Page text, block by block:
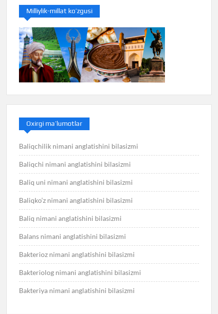
Milliylik-millat ko’zgusi
Oxirgi ma’lumotlar
Baliqchilik nimani anglatishini bilasizmi
Baliqchi nimani anglatishini bilasizmi
Baliq uni nimani anglatishini bilasizmi
Baliqko’z nimani anglatishini bilasizmi
Baliq nimani anglatishini bilasizmi
Balans nimani anglatishini bilasizmi
Bakterioz nimani anglatishini bilasizmi
Bakteriolog nimani anglatishini bilasizmi
Bakteriya nimani anglatishini bilasizmi